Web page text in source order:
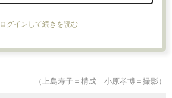
ログインして続きを読む
（上島寿子＝構成 小原孝博＝撮影）